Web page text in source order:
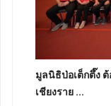
มูลนิธิป่อเต็กตึ๊ง
เชียงราย ...